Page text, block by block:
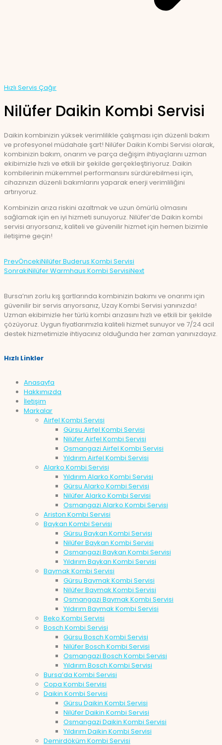
Hızlı Servis Çağır
Nilüfer Daikin Kombi Servisi
Daikin kombinizin yüksek verimlilikle çalışması için düzenli bakım
ve profesyonel müdahale şart! Nilüfer Daikin Kombi Servisi olarak,
kombinizin bakım, onarım ve parça değişim ihtiyaçlarını uzman
ekibimizle hızlı ve etkili bir şekilde gerçekleştiriyoruz. Daikin
kombilerinin mükemmel performansını sürdürebilmesi için,
cihazınızın düzenli bakımlarını yaparak enerji verimliliğini
artırıyoruz.
Kombinizin arıza riskini azaltmak ve uzun ömürlü olmasını
sağlamak için en iyi hizmeti sunuyoruz. Nilüfer’de Daikin kombi
servisi arıyorsanız, kaliteli ve güvenilir hizmet için hemen bizimle
iletişime geçin!
PrevÖncekiNilüfer Buderus Kombi Servisi
SonrakiNilüfer Warmhaus Kombi ServisiNext
Bursa’nın zorlu kış şartlarında kombinizin bakımı ve onarımı için
güvenilir bir servis arıyorsanız, Uzay Kombi Servisi yanınızda!
Uzman ekibimizle her türlü kombi arızasını hızlı ve etkili bir şekilde
çözüyoruz. Uygun fiyatlarımızla kaliteli hizmet sunuyor ve 7/24 acil
destek hizmetimizle ihtiyacınız olduğunda her zaman yanınızdayız.
Hızlı Linkler
Anasayfa
Hakkımızda
İletişim
Markalar
Airfel Kombi Servisi
Gürsu Airfel Kombi Servisi
Nilüfer Airfel Kombi Servisi
Osmangazi Airfel Kombi Servisi
Yıldırım Airfel Kombi Servisi
Alarko Kombi Servisi
Yıldırım Alarko Kombi Servisi
Gürsu Alarko Kombi Servisi
Nilüfer Alarko Kombi Servisi
Osmangazi Alarko Kombi Servisi
Ariston Kombi Servisi
Baykan Kombi Servisi
Gürsu Baykan Kombi Servisi
Nilüfer Baykan Kombi Servisi
Osmangazi Baykan Kombi Servisi
Yıldırım Baykan Kombi Servisi
Baymak Kombi Servisi
Gürsu Baymak Kombi Servisi
Nilüfer Baymak Kombi Servisi
Osmangazi Baymak Kombi Servisi
Yıldırım Baymak Kombi Servisi
Beko Kombi Servisi
Bosch Kombi Servisi
Gürsu Bosch Kombi Servisi
Nilüfer Bosch Kombi Servisi
Osmangazi Bosch Kombi Servisi
Yıldırım Bosch Kombi Servisi
Bursa’da Kombi Servisi
Copa Kombi Servisi
Daikin Kombi Servisi
Gürsu Daikin Kombi Servisi
Nilüfer Daikin Kombi Servisi
Osmangazi Daikin Kombi Servisi
Yıldırım Daikin Kombi Servisi
Demirdöküm Kombi Servisi